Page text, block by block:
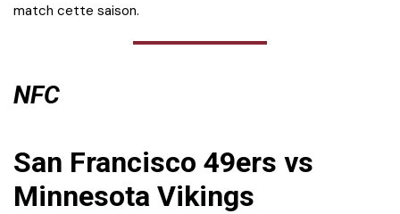
match cette saison.
NFC
San Francisco 49ers vs
Minnesota Vikings